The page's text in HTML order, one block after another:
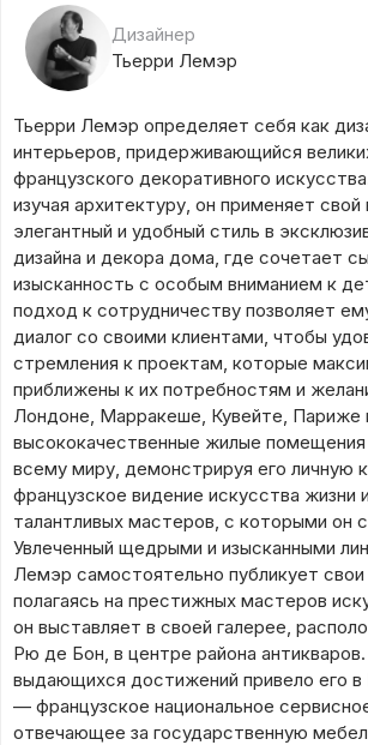
Дизайнер
Тьерри Лемэр
Тьерри Лемэр определяет себя как
интерьеров, придерживающийся
французского декоративного
изучая архитектуру, он применяет свой
элегантный и удобный стиль в
дизайна и декора дома, где сочетает
изысканность с особым вниманием к
подход к сотрудничеству позволяет
диалог со своими клиентами, чтобы
стремления к проектам, которые
приближены к их потребностям и
Лондоне, Марракеше, Кувейте, Париже
высококачественные жилые
всему миру, демонстрируя его личную
французское видение искусства жизни
талантливых мастеров, с которыми он
Увлеченный щедрыми и изысканными
Лемэр самостоятельно публикует свои
полагаясь на престижных мастеров
он выставляет в своей галерее,
Рю де Бон, в центре района
выдающихся достижений привело его в
— французское национальное
отвечающее за государственную